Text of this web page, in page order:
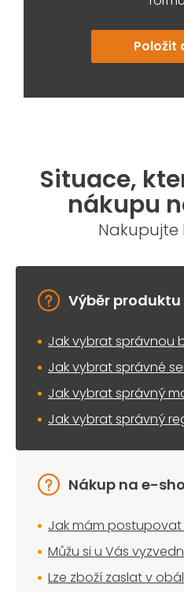
Položit
Situace,
nákupu
Nakupujte
Výběr produktu
Jak vybrat správnou
Jak vybrat správné
Jak vybrat správný
Jak vybrat správný
Nákup na e-
Jak mám postupovat
Můžu si u Vás
Lze zboží zaslat v